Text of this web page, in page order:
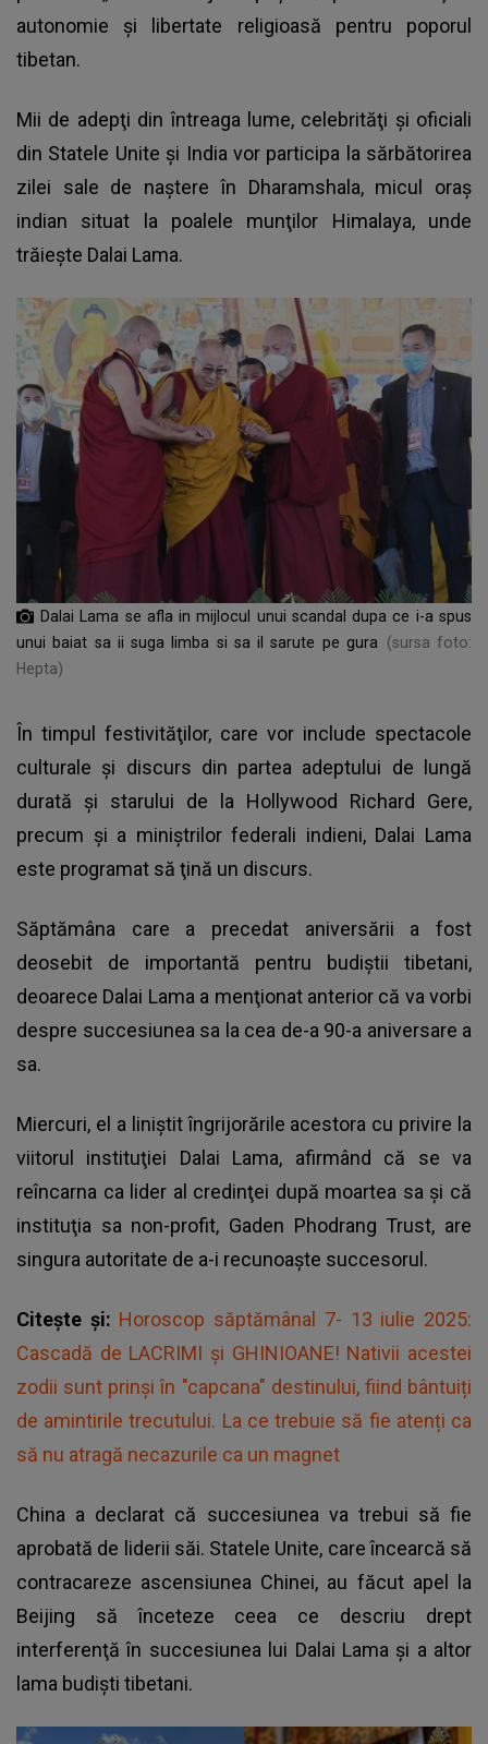
autonomie şi libertate religioasă pentru poporul
tibetan.
Mii de adepţi din întreaga lume, celebrităţi şi oficiali
din Statele Unite şi India vor participa la sărbătorirea
zilei sale de naştere în Dharamshala, micul oraş
indian situat la poalele munţilor Himalaya, unde
trăieşte Dalai Lama.
Dalai Lama se afla in mijlocul unui scandal dupa ce i-a spus
unui baiat sa ii suga limba si sa il sarute pe gura
(sursa foto:
Hepta)
În timpul festivităţilor, care vor include spectacole
culturale şi discurs din partea adeptului de lungă
durată şi starului de la Hollywood Richard Gere,
precum şi a miniştrilor federali indieni, Dalai Lama
este programat să ţină un discurs.
Săptămâna care a precedat aniversării a fost
deosebit de importantă pentru budiştii tibetani,
deoarece Dalai Lama a menţionat anterior că va vorbi
despre succesiunea sa la cea de-a 90-a aniversare a
sa.
Miercuri, el a liniştit îngrijorările acestora cu privire la
viitorul instituţiei Dalai Lama, afirmând că se va
reîncarna ca lider al credinţei după moartea sa şi că
instituţia sa non-profit, Gaden Phodrang Trust, are
singura autoritate de a-i recunoaşte succesorul.
Citește și: Horoscop săptămânal 7- 13 iulie 2025:
Cascadă de LACRIMI și GHINIOANE! Nativii acestei
zodii sunt prinși în "capcana" destinului, fiind bântuiți
de amintirile trecutului. La ce trebuie să fie atenți ca
să nu atragă necazurile ca un magnet
China a declarat că succesiunea va trebui să fie
aprobată de liderii săi. Statele Unite, care încearcă să
contracareze ascensiunea Chinei, au făcut apel la
Beijing să înceteze ceea ce descriu drept
interferenţă în succesiunea lui Dalai Lama şi a altor
lama budişti tibetani.